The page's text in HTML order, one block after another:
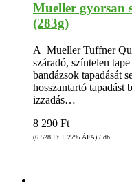
Mueller gyorsan
(283g)
A Mueller Tuffner
száradó, színtelen
bandázsok tapadását
hosszantartó tapadást
izzadás…
8 290 Ft
(6 528 Ft + 27% ÁFA) / db